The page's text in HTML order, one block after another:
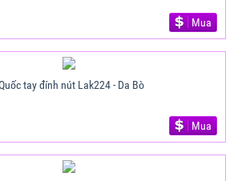
Mua
tay đính nút Lak224 - Da Bò
Mua